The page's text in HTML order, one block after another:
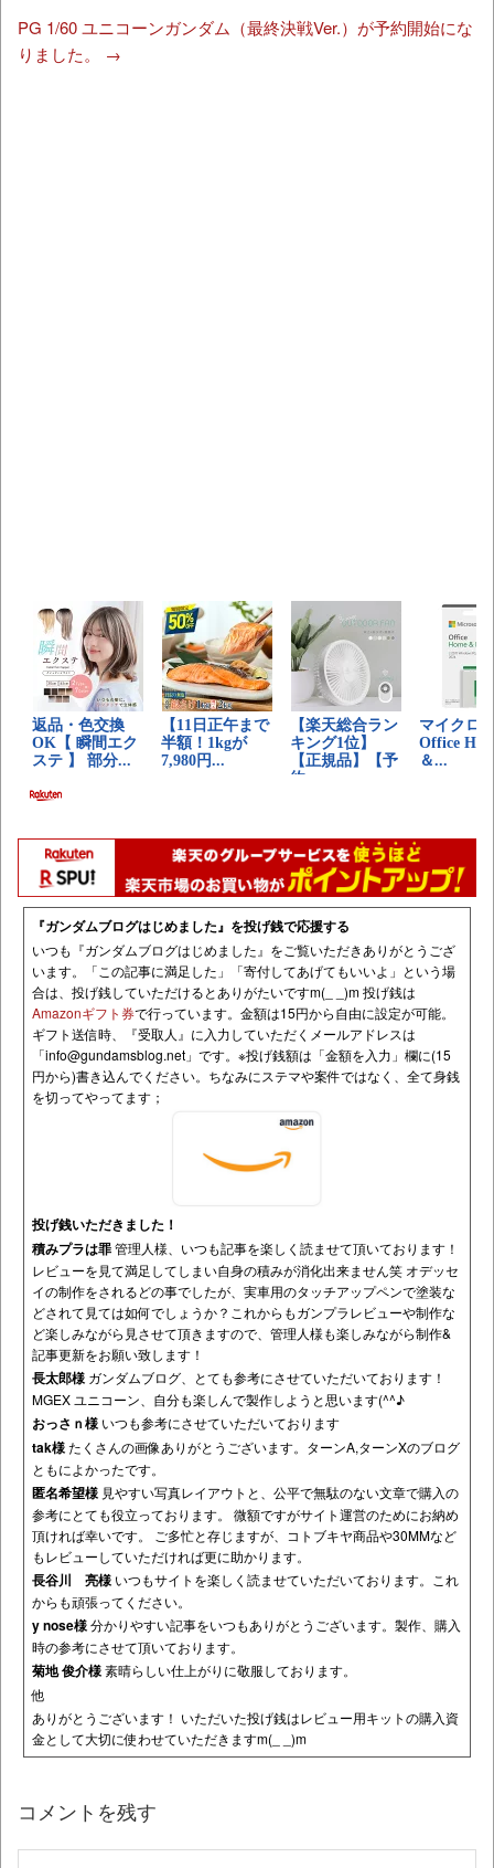
PG 1/60 ユニコーンガンダム（最終決戦Ver.）が予約開始にな
りました。 →
『ガンダムブログはじめました』を投げ銭で応援する
いつも『ガンダムブログはじめました』をご覧いただきありがとうござ
います。「この記事に満足した」「寄付してあげてもいいよ」という場
合は、投げ銭していただけるとありがたいですm(_ _)m 投げ銭は
Amazonギフト券で行っています。金額は15円から自由に設定が可能。
ギフト送信時、『受取人』に入力していただくメールアドレスは
「info@gundamsblog.net 」です。 ※投げ銭額は「金額を入力」欄に(15
円から)書き込んでください。ちなみにステマや案件ではなく、全て身銭
を切ってやってます；
投げ銭いただきました！
積みプラは罪管理人様、いつも記事を楽しく読ませて頂いております！
レビューを見て満足してしまい自身の積みが消化出来ません笑 オデッセ
イの制作をされるどの事でしたが、実車用のタッチアップペンで塗装な
どされて見ては如何でしょうか？これからもガンプラレビューや制作な
ど楽しみながら見させて頂きますので、管理人様も楽しみながら制作&
記事更新をお願い致します！
長太郎様 ガンダムブログ、とても参考にさせていただいております！
MGEX ユニコーン、自分も楽しんで製作しようと思います(^^♪
おっさｎ様 いつも参考にさせていただいております
tak様たくさんの画像ありがとうございます。ターンA,ターンXのブログ
ともによかったです。
匿名希望様 見やすい写真レイアウトと、公平で無駄のない文章で購入の
参考にとても役立っております。 微額ですがサイト運営のためにお納め
頂ければ幸いです。 ご多忙と存じますが、コトブキヤ商品や30MMなど
もレビューしていただければ更に助かります。
長谷川 亮様 いつもサイトを楽しく読ませていただいております。これ
からも頑張ってください。
y nose様分かりやすい記事をいつもありがとうございます。製作、購入
時の参考にさせて頂いております。
菊地 俊介様素晴らしい仕上がりに敬服しております。
他
ありがとうございます！ いただいた投げ銭はレビュー用キットの購入資
金として大切に使わせていただきますm(_ _)m
コメントを残す